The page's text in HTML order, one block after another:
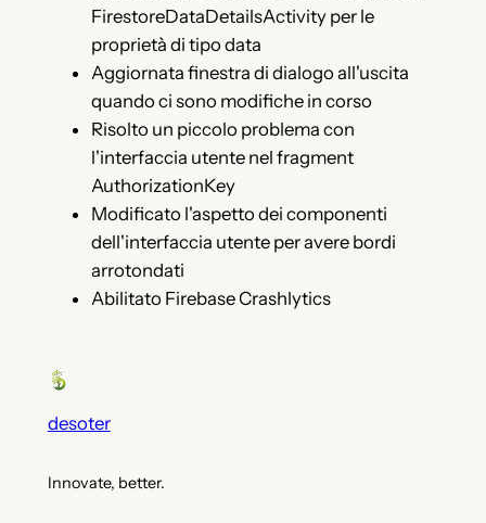
FirestoreDataDetailsActivity per le
proprietà di tipo data
Aggiornata finestra di dialogo all'uscita
quando ci sono modifiche in corso
Risolto un piccolo problema con
l'interfaccia utente nel fragment
AuthorizationKey
Modificato l'aspetto dei componenti
dell'interfaccia utente per avere bordi
arrotondati
Abilitato Firebase Crashlytics
desoter
Innovate, better.